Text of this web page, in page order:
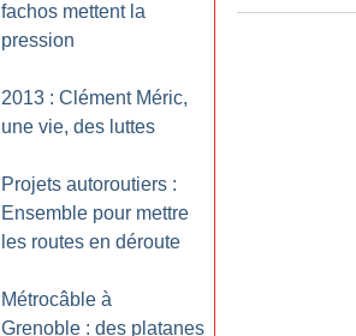
fachos mettent la
pression
2013 : Clément Méric,
une vie, des luttes
Projets autoroutiers :
Ensemble pour mettre
les routes en déroute
Métrocâble à
Grenoble : des platanes